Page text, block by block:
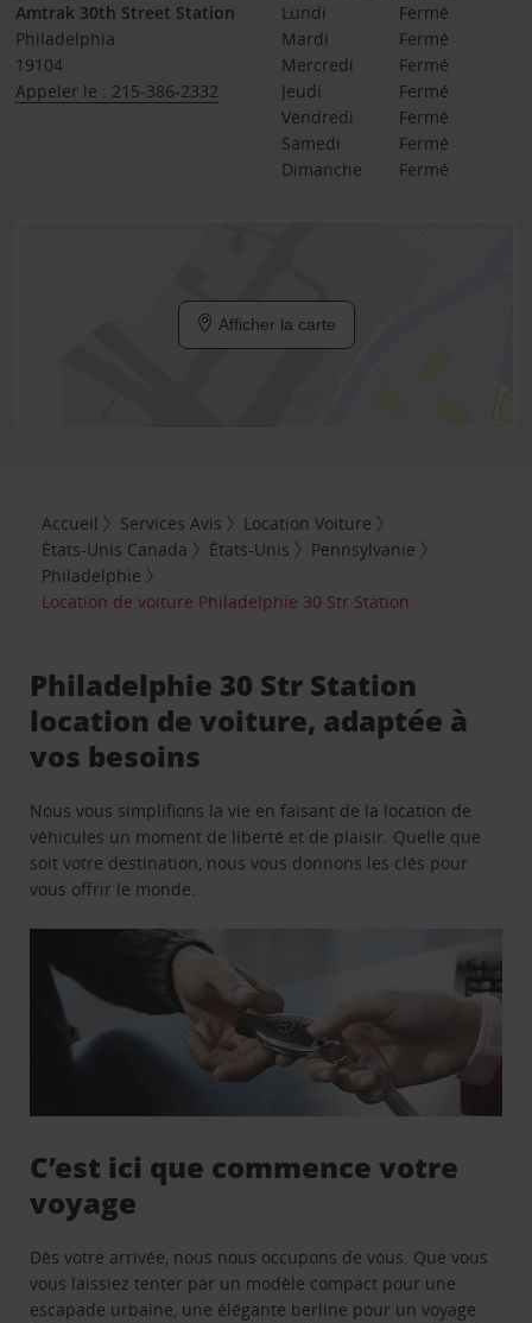
Amtrak 30th Street Station
Philadelphia
19104
Appeler le : 215-386-2332
Lundi
Fermé
Mardi
Fermé
Mercredi
Fermé
Jeudi
Fermé
Vendredi
Fermé
Samedi
Fermé
Dimanche
Fermé
Afficher la carte
Accueil Services Avis
Location Voiture
États-Unis Canada
États-Unis
Pennsylvanie
Philadelphie
Location de voiture Philadelphie 30 Str Station
Philadelphie 30 Str Station
location de voiture, adaptée à
vos besoins
Nous vous simplifions la vie en faisant de la location de
véhicules un moment de liberté et de plaisir. Quelle que
soit votre destination, nous vous donnons les clés pour
vous offrir le monde.
C’est ici que commence votre
voyage
Dès votre arrivée, nous nous occupons de vous. Que vous
vous laissiez tenter par un modèle compact pour une
escapade urbaine, une élégante berline pour un voyage